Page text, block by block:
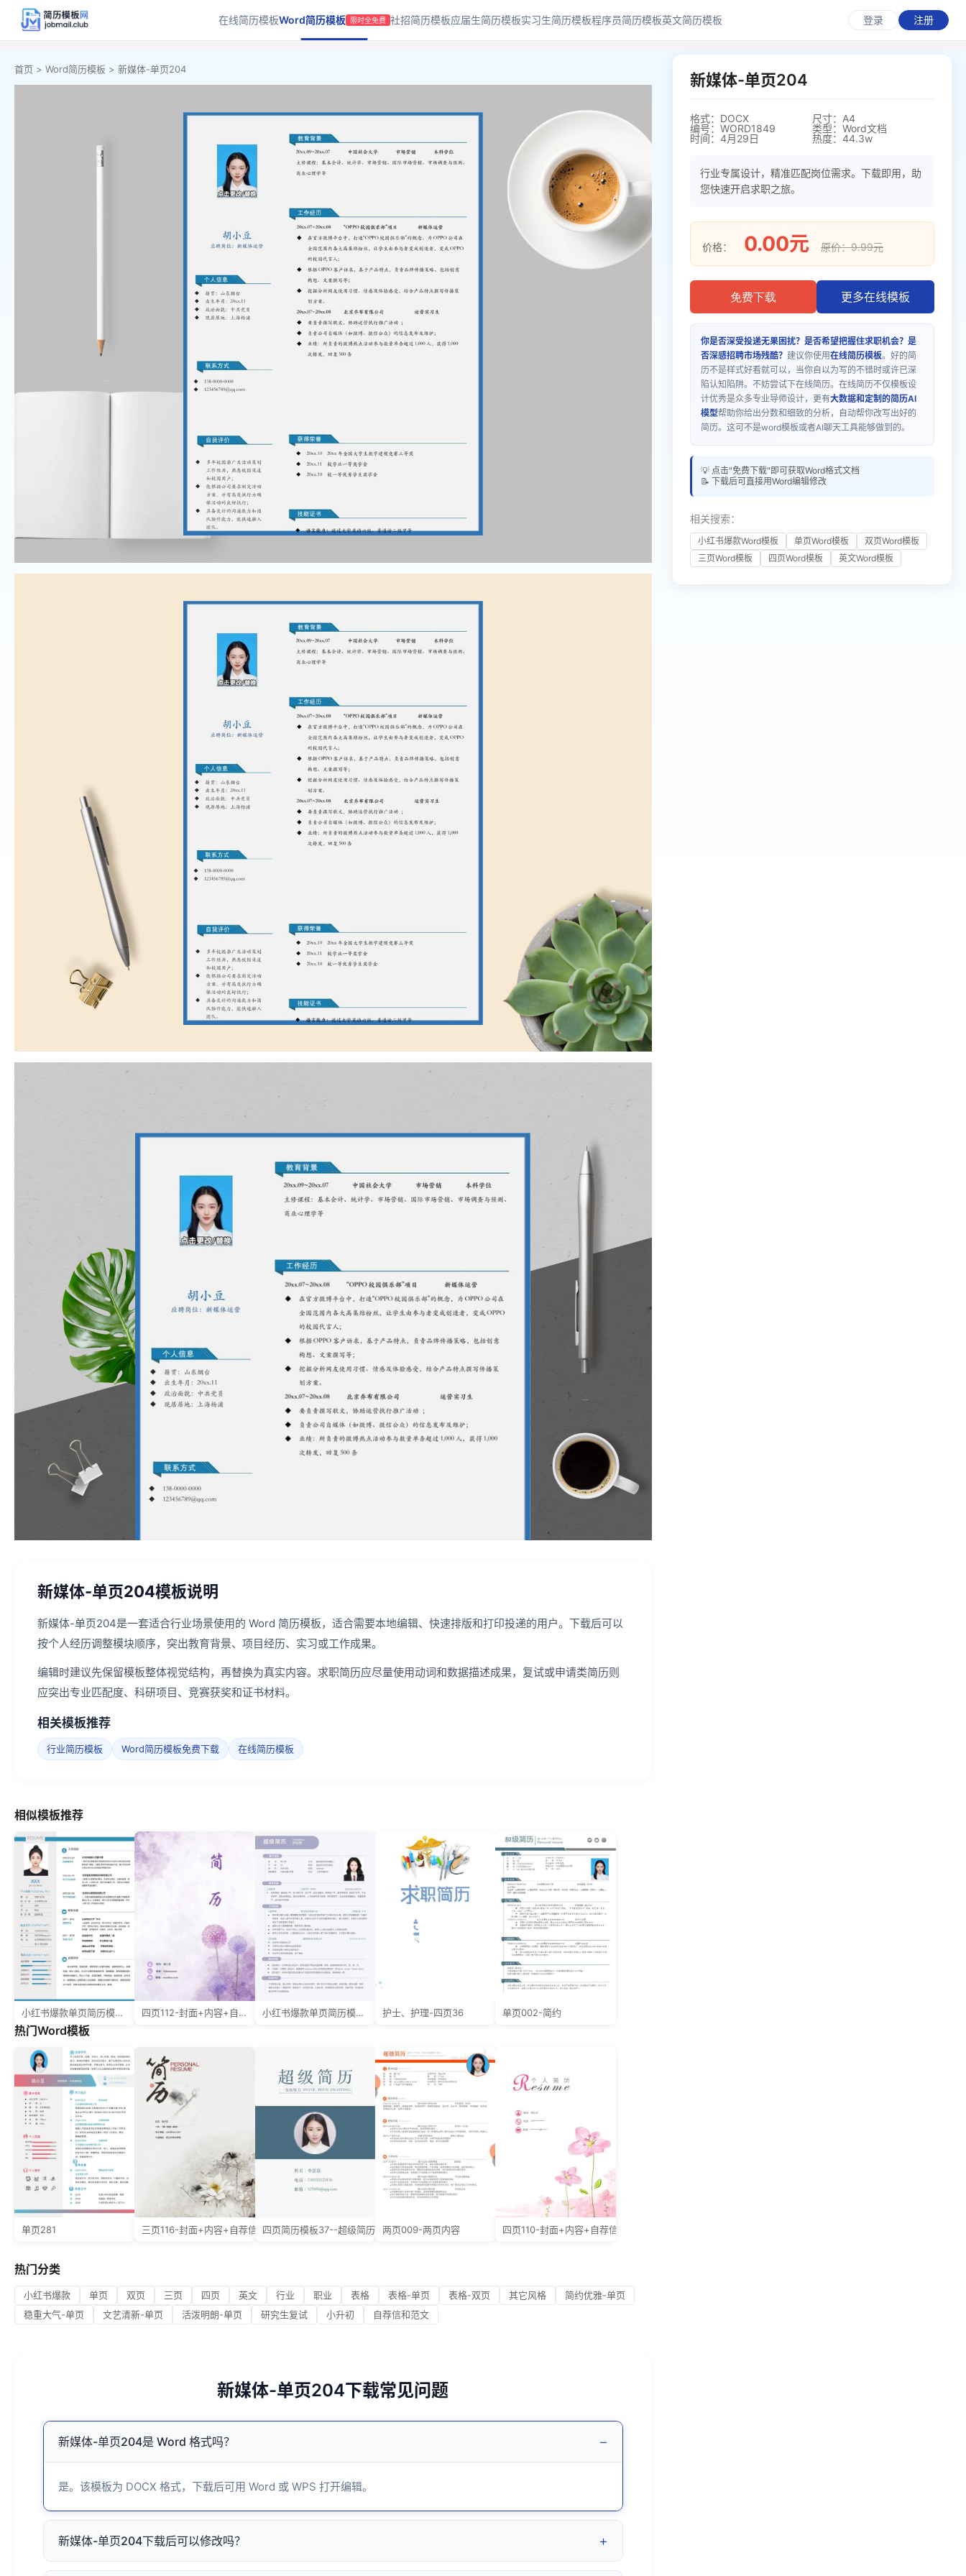
在线简历模板Word简历模板 限时全免费 社招简历模板应届生简历模板实习生简历模板程序员简历模板英文简历模板 登录 注册
首页 > Word简历模板 > 新媒体-单页204
新媒体-单页204模板说明
新媒体-单页204是一套适合行业场景使用的 Word 简历模板，适合需要本地编辑、快速排版和打印投递的用户。下载后可以
按个人经历调整模块顺序，突出教育背景、项目经历、实习或工作成果。
编辑时建议先保留模板整体视觉结构，再替换为真实内容。求职简历应尽量使用动词和数据描述成果，复试或申请类简历则
应突出专业匹配度、科研项目、竞赛获奖和证书材料。
相关模板推荐
行业简历模板 Word简历模板免费下载 在线简历模板
相似模板推荐
小红书爆款单页简历模板49--超级简历模板 四页112-封面+内容+自荐信 小红书爆款单页简历模板2--超级简历模板_ziaxba 护士、护理-四页36 单页002-简约
热门Word模板
单页281 三页116-封面+内容+自荐信 四页简历模板37--超级简历模板两页009-两页内容 四页110-封面+内容+自荐信
热门分类
小红书爆款 单页 双页 三页 四页 英文 行业 职业 表格 表格-单页 表格-双页 其它风格
简约优雅-单页
稳重大气-单页
文艺清新-单页 活泼明朗-单页 研究生复试 小升初 自荐信和范文
新媒体-单页204下载常见问题
新媒体-单页204是 Word 格式吗？ −
是。该模板为 DOCX 格式，下载后可用 Word 或 WPS 打开编辑。
新媒体-单页204下载后可以修改吗？ +
新媒体-单页204
格式：DOCX
尺寸：A4
编号：WORD1849
类型：Word文档
时间：4月29日
热度：44.3w
行业专属设计，精准匹配岗位需求。下载即用，助
您快速开启求职之旅。
价格： 0.00元 原价：9.99元
免费下载 更多在线模板
你是否深受投递无果困扰？是否希望把握住求职机会？是
否深感招聘市场残酷？ 建议你使用在线简历模板。好的简
历不是样式好看就可以，当你自以为写的不错时或许已深
陷认知陷阱。不妨尝试下在线简历。在线简历不仅模板设
计优秀是众多专业导师设计，更有大数据和定制的简历AI
模型帮助你给出分数和细致的分析，自动帮你改写出好的
简历。这可不是word模板或者AI聊天工具能够做到的。
💡 点击"免费下载"即可获取Word格式文档
📝 下载后可直接用Word编辑修改
相关搜索：
小红书爆款Word模板 单页Word模板
双页Word模板
三页Word模板
四页Word模板 英文Word模板